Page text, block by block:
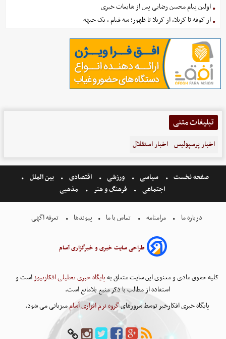
اولین پیام محسن رضایی پس از شایعات خبری
از کوفه تا کربلا، از کربلا تا ظهور؛ سه قیام ، یک جبهه
تبلیغات متنی
اخبار پرسپولیس اخبار استقلال
صفحه نخست سیاسی ورزشی اقتصادی
بین الملل
اجتماعی
فرهنگ و هنر مذهبی
درباره ما مرامنامه تماس با ما پیوندها تعرفه اگهی
طراحی سایت خبری و خبرگزاری آسام
کلیه حقوق مادی و معنوی این سایت متعلق بهپایگاه خبری تحلیلی افکارنیوزاست و
استفاده از مطالب با ذکر منبع بلامانع است.
پایگاه خبری افکارخبر توسط سرورهایگروه نرم افزاری آساممیزبانی می شود.